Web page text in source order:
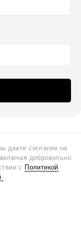
даете согласие на
добровольно
с Политикой